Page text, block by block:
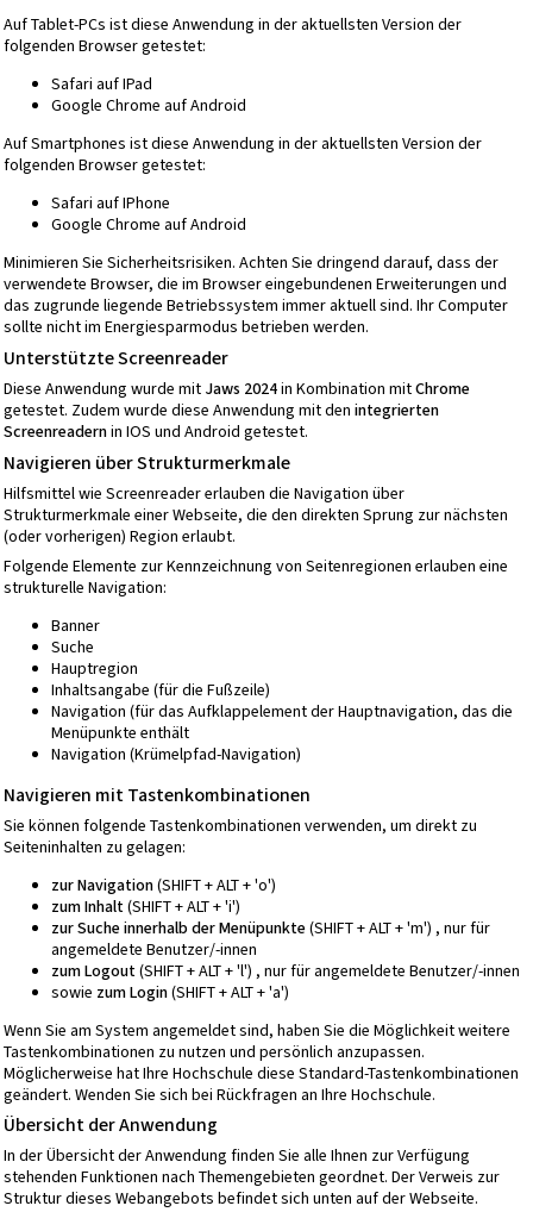
Auf Tablet-PCs ist diese Anwendung in der aktuellsten Version der
folgenden Browser getestet:
Safari auf IPad
Google Chrome auf Android
Auf Smartphones ist diese Anwendung in der aktuellsten Version der
folgenden Browser getestet:
Safari auf IPhone
Google Chrome auf Android
Minimieren Sie Sicherheitsrisiken. Achten Sie dringend darauf, dass der
verwendete Browser, die im Browser eingebundenen Erweiterungen und
das zugrunde liegende Betriebssystem immer aktuell sind. Ihr Computer
sollte nicht im Energiesparmodus betrieben werden.
Unterstützte Screenreader
Diese Anwendung wurde mit Jaws 2024in Kombination mitChrome
getestet. Zudem wurde diese Anwendung mit den integrierten
Screenreadernin IOS und Android getestet.
Navigieren über Strukturmerkmale
Hilfsmittel wie Screenreader erlauben die Navigation über
Strukturmerkmale einer Webseite, die den direkten Sprung zur nächsten
(oder vorherigen) Region erlaubt.
Folgende Elemente zur Kennzeichnung von Seitenregionen erlauben eine
strukturelle Navigation:
Banner
Suche
Hauptregion
Inhaltsangabe (für die Fußzeile)
Navigation (für das Aufklappelement der Hauptnavigation, das die
Menüpunkte enthält
Navigation (Krümelpfad-Navigation)
Navigieren mit Tastenkombinationen
Sie können folgende Tastenkombinationen verwenden, um direkt zu
Seiteninhalten zu gelagen:
zur Navigation(SHIFT + ALT + 'o')
zum Inhalt(SHIFT + ALT + 'i')
zur Suche innerhalb der Menüpunkte(SHIFT + ALT + 'm') , nur für
angemeldete Benutzer/-innen
zum Logout(SHIFT + ALT + 'l') , nur für angemeldete Benutzer/-innen
sowie zum Login(SHIFT + ALT + 'a')
Wenn Sie am System angemeldet sind, haben Sie die Möglichkeit weitere
Tastenkombinationen zu nutzen und persönlich anzupassen.
Möglicherweise hat Ihre Hochschule diese Standard-Tastenkombinationen
geändert. Wenden Sie sich bei Rückfragen an Ihre Hochschule.
Übersicht der Anwendung
In der Übersicht der Anwendung finden Sie alle Ihnen zur Verfügung
stehenden Funktionen nach Themengebieten geordnet. Der Verweis zur
Struktur dieses Webangebots befindet sich unten auf der Webseite.